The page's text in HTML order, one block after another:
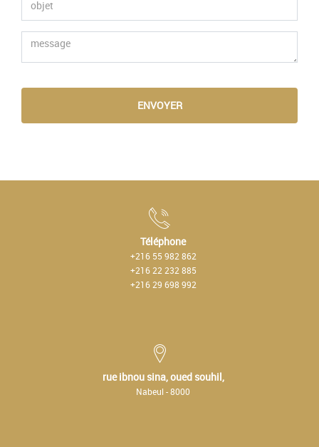
ENVOYER
Téléphone
+216 55 982 862
+216 22 232 885
+216 29 698 992
rue ibnou sina, oued souhil,
Nabeul - 8000